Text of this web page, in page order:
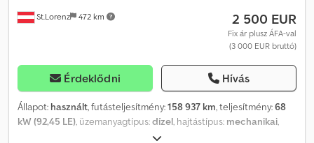
vezetőfülkében: dupla utasülés, ülések a vezetőfülkében:
vezetőülés magasságban állítható, ülések a vezetőfülkében:
vezetőülés deréktámaszsal, start/stop rendszer, megengedett
St.Lorenz 472 km 2 500 EUR
Fix ár plusz ÁFA-val
(3 000 EUR bruttó)
Érdeklődni Hívás
Állapot: használt, futásteljesítmény:158 937 km, teljesítmény:68
kW (92,45 LE), üzemanyagtípus:dízel, hajtástípus: mechanikai,
07/2013